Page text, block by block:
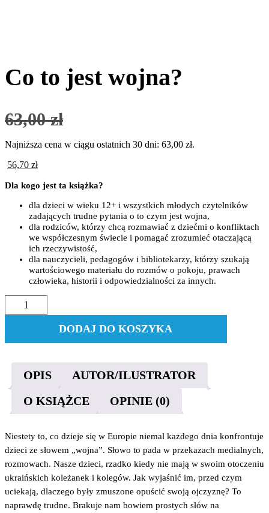
Co to jest wojna?
63,00zł
Najniższa cena w ciągu ostatnich 30 dni: 63,00 zł.
56,70 zł
Dla kogo jest ta książka?
dla dzieci w wieku 12+ i wszystkich młodych czytelników
zadających trudne pytania o to czym jest wojna,
dla rodziców, którzy chcą rozmawiać z dziećmi o konfliktach
we współczesnym świecie i pomagać zrozumieć otaczającą
ich rzeczywistość,
dla nauczycieli, pedagogów i bibliotekarzy, którzy szukają
wartościowego materiału do rozmów o pokoju, prawach
człowieka, historii i odpowiedzialności za innych.
wojna?
DODAJ DO KOSZYKA
OPIS
AUTOR/ILUSTRATOR
O KSIĄŻCE
OPINIE (0)
Niestety to, co dzieje się w Europie niemal każdego dnia konfrontuje
dzieci ze słowem „wojna”. Słowo to pada w przekazach medialnych,
rozmowach. Nasze dzieci, rzadko kiedy nie mają w swoim otoczeniu
ukraińskich koleżanek i kolegów. Jak wyjaśnić im, przed czym
uciekają, dlaczego były zmuszone opuścić swoją ojczyznę? To
naprawdę trudne. Brakuje nam bowiem prostych słów na